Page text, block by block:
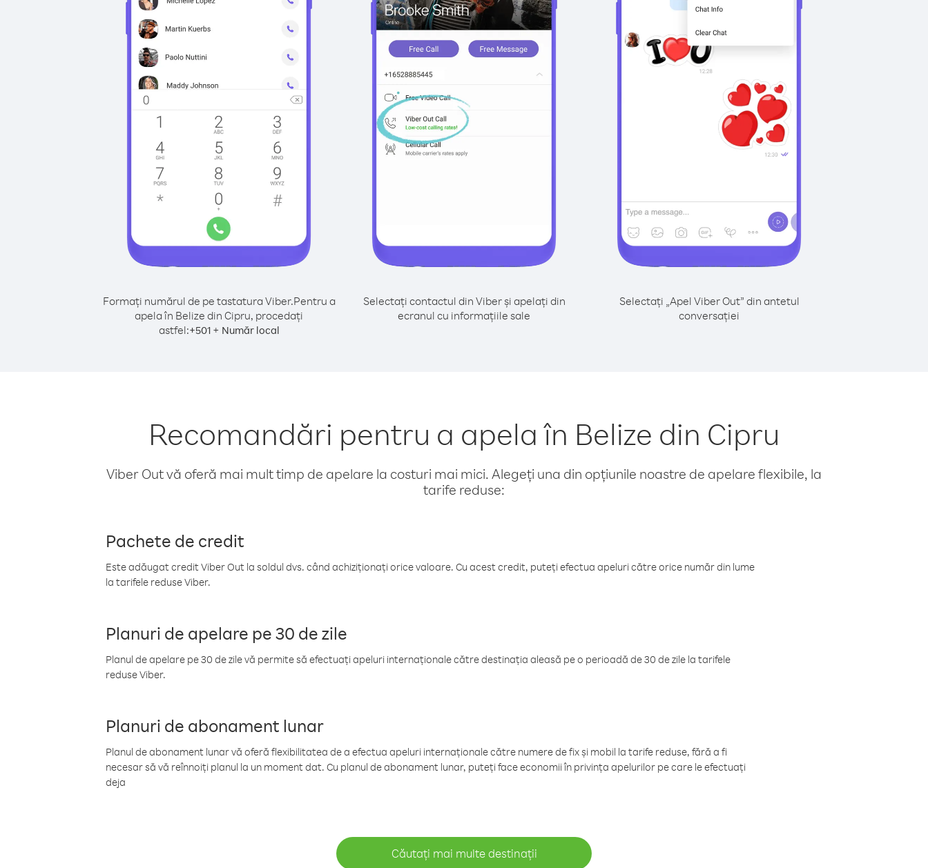
Formați numărul de pe tastatura Viber.Pentru a
apela în Belize din Cipru, procedați
astfel:+501+ Număr local
Selectați contactul din Viber și apelați din
ecranul cu informațiile sale
Selectați „Apel Viber Out” din antetul
conversației
Recomandări pentru a apela în Belize din Cipru
Viber Out vă oferă mai mult timp de apelare la costuri mai mici. Alegeți una din opțiunile noastre de apelare flexibile, la
tarife reduse:
Pachete de credit
Este adăugat credit Viber Out la soldul dvs. când achiziționați orice valoare. Cu acest credit, puteți efectua apeluri către orice număr din lume
la tarifele reduse Viber.
Planuri de apelare pe 30 de zile
Planul de apelare pe 30 de zile vă permite să efectuați apeluri internaționale către destinația aleasă pe o perioadă de 30 de zile la tarifele
reduse Viber.
Planuri de abonament lunar
Planul de abonament lunar vă oferă flexibilitatea de a efectua apeluri internaționale către numere de fix și mobil la tarife reduse, fără a fi
necesar să vă reînnoiți planul la un moment dat. Cu planul de abonament lunar, puteți face economii în privința apelurilor pe care le efectuați
deja
Căutați mai multe destinații